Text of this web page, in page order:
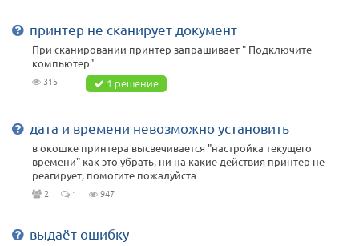
принтер не сканирует документ
При сканировании принтер запрашивает " Подключите
компьютер"
315 1 решение
дата и времени невозможно установить
в окошке принтера высвечивается "настройка текущего
времени" как это убрать, ни на какие действия принтер не
реагирует, помогите пожалуйста
2 1 947
выдаёт ошибку